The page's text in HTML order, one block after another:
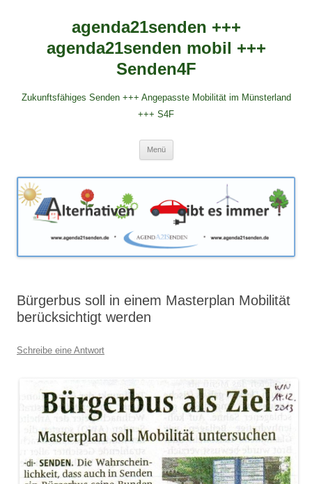
agenda21senden +++
agenda21senden mobil +++
Senden4F
Zukunftsfähiges Senden +++ Angepasste Mobilität im Münsterland
+++ S4F
Menü
Bürgerbus soll in einem Masterplan Mobilität
berücksichtigt werden
Schreibe eine Antwort